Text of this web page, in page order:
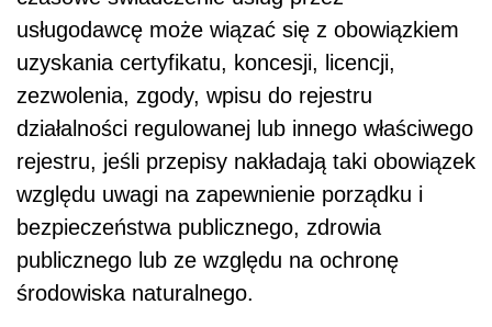
usługodawcę może wiązać się z obowiązkiem
uzyskania certyfikatu, koncesji, licencji,
zezwolenia, zgody, wpisu do rejestru
działalności regulowanej lub innego właściwego
rejestru, jeśli przepisy nakładają taki obowiązek
względu uwagi na zapewnienie porządku i
bezpieczeństwa publicznego, zdrowia
publicznego lub ze względu na ochronę
środowiska naturalnego.